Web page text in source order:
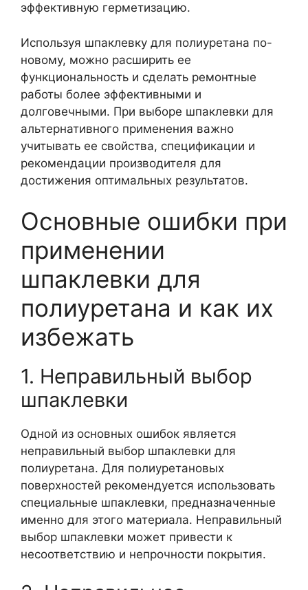
эффективную герметизацию.
Используя шпаклевку для полиуретана по-
новому, можно расширить ее
функциональность и сделать ремонтные
работы более эффективными и
долговечными. При выборе шпаклевки для
альтернативного применения важно
учитывать ее свойства, спецификации и
рекомендации производителя для
достижения оптимальных результатов.
Основные ошибки при
применении
шпаклевки для
полиуретана и как их
избежать
1. Неправильный выбор
шпаклевки
Одной из основных ошибок является
неправильный выбор шпаклевки для
полиуретана. Для полиуретановых
поверхностей рекомендуется использовать
специальные шпаклевки, предназначенные
именно для этого материала. Неправильный
выбор шпаклевки может привести к
несоответствию и непрочности покрытия.